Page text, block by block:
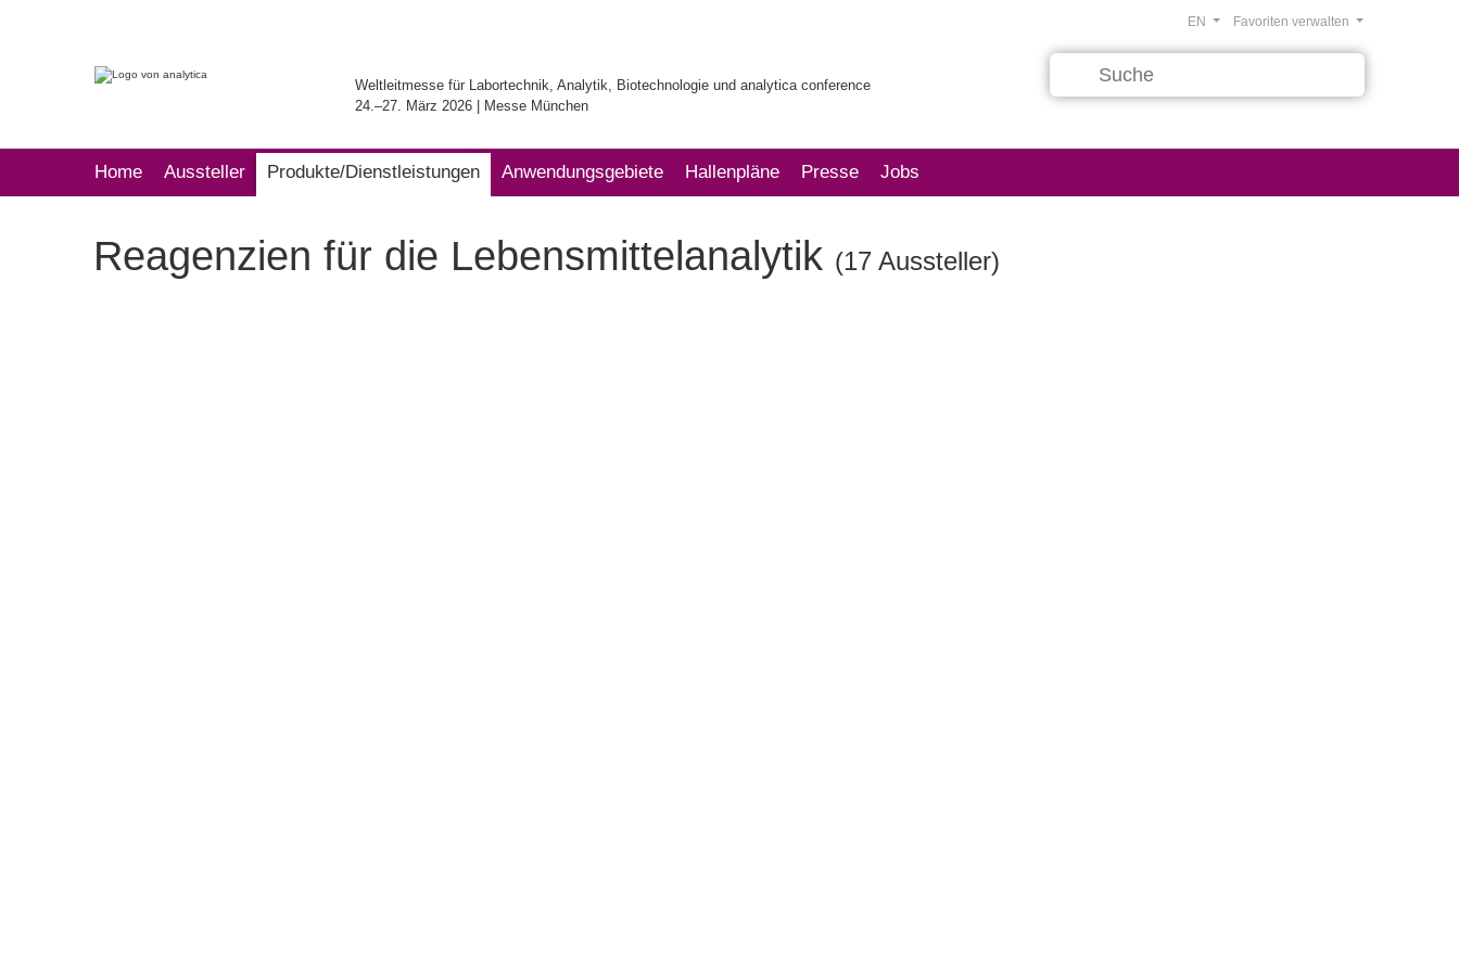
Weltleitmesse für Labortechnik, Analytik, Biotechnologie und analytica conference
24.–27. März 2026 | Messe München
Favoriten verwalten
EN
Home Aussteller Produkte/Dienstleistungen Anwendungsgebiete Hallenpläne Presse Jobs
Reagenzien für die Lebensmittelanalytik (17 Aussteller)